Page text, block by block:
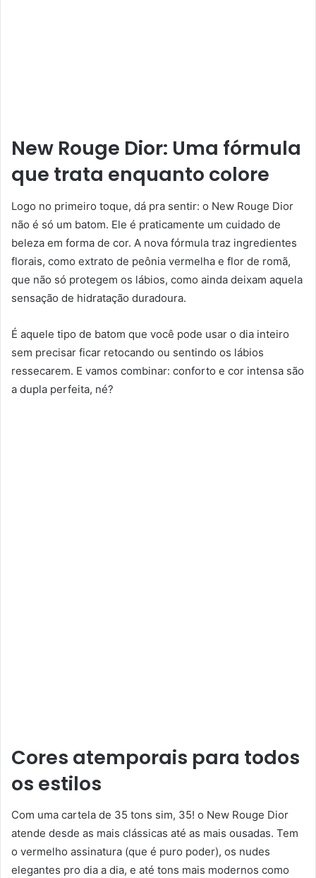
New Rouge Dior: Uma fórmula
que trata enquanto colore
Logo no primeiro toque, dá pra sentir: o New Rouge Dior
não é só um batom. Ele é praticamente um cuidado de
beleza em forma de cor. A nova fórmula traz ingredientes
florais, como extrato de peônia vermelha e flor de romã,
que não só protegem os lábios, como ainda deixam aquela
sensação de hidratação duradoura.
É aquele tipo de batom que você pode usar o dia inteiro
sem precisar ficar retocando ou sentindo os lábios
ressecarem. E vamos combinar: conforto e cor intensa são
a dupla perfeita, né?
Cores atemporais para todos
os estilos
Com uma cartela de 35 tons sim, 35! o New Rouge Dior
atende desde as mais clássicas até as mais ousadas. Tem
o vermelho assinatura (que é puro poder), os nudes
elegantes pro dia a dia, e até tons mais modernos como